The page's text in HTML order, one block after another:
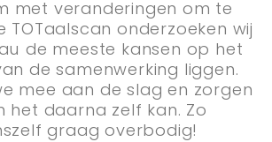
met veranderingen om te
TOTaalscan onderzoeken wij
de meeste kansen op het
de samenwerking liggen.
mee aan de slag en zorgen
het daarna zelf kan. Zo
graag overbodig!